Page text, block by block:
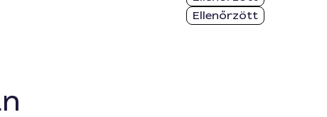
Ellenőrzött